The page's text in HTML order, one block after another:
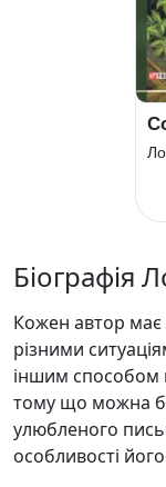
Біографія
Кожен автор має
різними
іншим способом
тому що можна
улюбленого
особливості